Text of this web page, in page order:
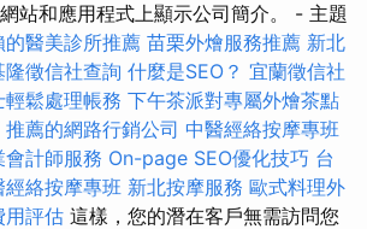
站和應用程式上顯示公司簡介。 - 主題
醫美診所推薦 苗栗外燴服務推薦 新北
隆徵信社查詢 什麼是SEO？ 宜蘭徵信社
鬆處理帳務 下午茶派對專屬外燴茶點
推薦的網路行銷公司 中醫經絡按摩專班
會計師服務 On-page SEO優化技巧 台
經絡按摩專班 新北按摩服務 歐式料理外
用評估 這樣，您的潛在客戶無需訪問您